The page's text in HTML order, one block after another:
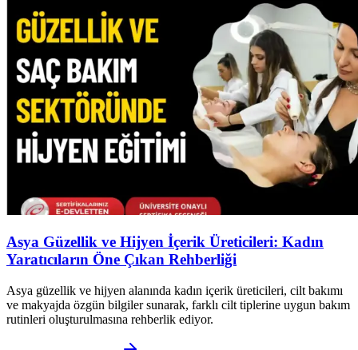
Asya Güzellik ve Hijyen İçerik Üreticileri: Kadın
Yaratıcıların Öne Çıkan Rehberliği
Asya güzellik ve hijyen alanında kadın içerik üreticileri, cilt bakımı
ve makyajda özgün bilgiler sunarak, farklı cilt tiplerine uygun bakım
rutinleri oluşturulmasına rehberlik ediyor.